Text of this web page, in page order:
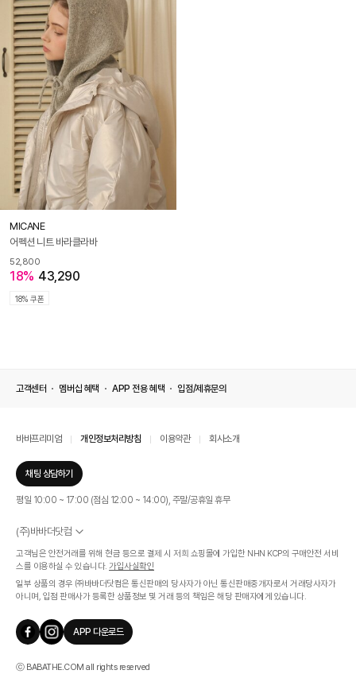
MICANE
어펙션 니트 바라클라바
52,800
18% 43,290
18% 쿠폰
고객센터 멤버십 혜택 APP 전용 혜택 입점/제휴문의
바바프리미엄 개인정보처리방침 이용약관 회사소개
채팅 상담하기
평일 10:00 ~ 17:00 (점심 12:00 ~ 14:00), 주말/공휴일 휴무
(주)바바더닷컴
서울특별시 서초구 신반포로 339, 논현빌딩 (대표이사 : 문인식)
사업자 등록번호 569-86-01308
통신판매업신고번호 제 2019 - 서울 서초 - 1268호
개인정보관리책임자 : 김효영
인증범위
온라인 쇼핑몰 서비스(바바더닷컴)
유효기간
2024.07.17 ~ 2027.07.16
고객님은 안전거래를 위해 현금 등으로 결제 시 저희 쇼핑몰에 가입한 NHN KCP의 구매안전 서비
스를 이용하실 수 있습니다. 가입사실확인
일부 상품의 경우 ㈜바바더닷컴은 통신판매의 당사자가 아닌 통신판매중개자로서 거래당사자가
아니며, 입점 판매사가 등록한 상품정보 및 거래 등의 책임은 해당 판매자에게 있습니다.
APP 다운로드
ⓒ BABATHE.COM all rights reserved